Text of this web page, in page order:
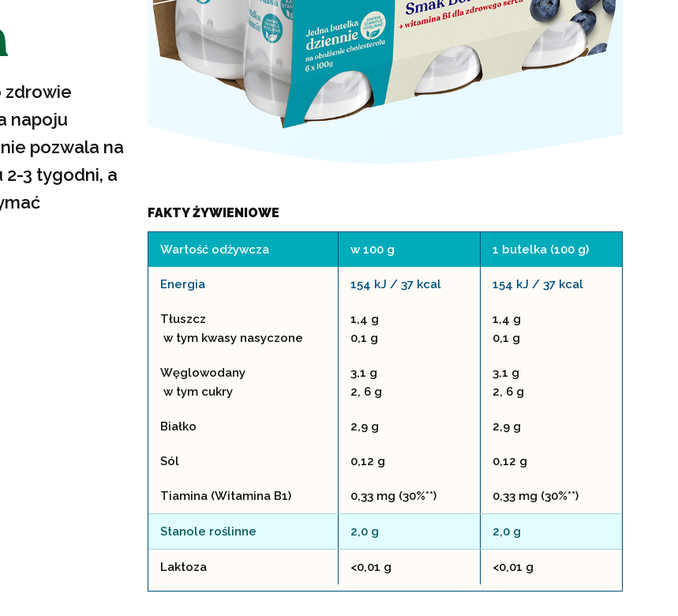
FAKTY ŻYWIENIOWE
Wartość odżywcza w 100 g 1 butelka (100 g)
Energia 154 kJ / 37 kcal 154 kJ / 37 kcal
Tłuszcz
w tym kwasy nasyczone
1,4 g
0,1 g
1,4 g
0,1 g
Węglowodany
w tym cukry
3,1 g
2, 6 g
3,1 g
2, 6 g
Białko 2,9 g 2,9 g
Sól 0,12 g 0,12 g
Tiamina (Witamina B1) 0,33 mg (30%**) 0,33 mg (30%**)
Stanole roślinne 2,0 g 2,0 g
Laktoza <0,01 g <0,01 g
zdrowie
napoju
pozwala na
3 tygodni, a